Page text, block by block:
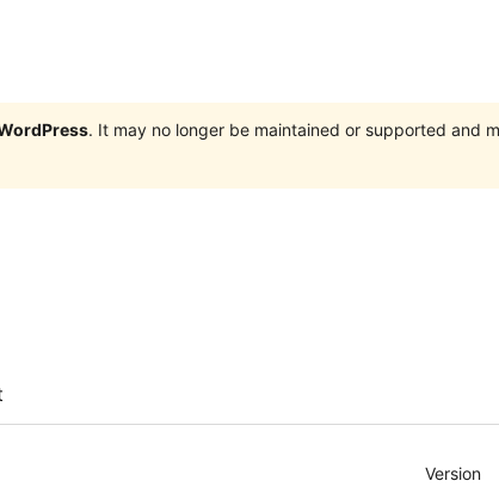
. It may no longer be maintained or supported and
Meta
Version